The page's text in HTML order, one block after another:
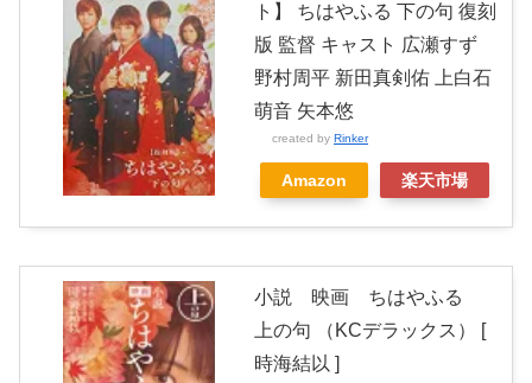
ト】 ちはやふる 下の句 復刻
版 監督 キャスト 広瀬すず
野村周平 新田真剣佑 上白石
萌音 矢本悠
created by Rinker
Amazon 楽天市場
小説 映画 ちはやふる
上の句 （KCデラックス） [
時海結以 ]